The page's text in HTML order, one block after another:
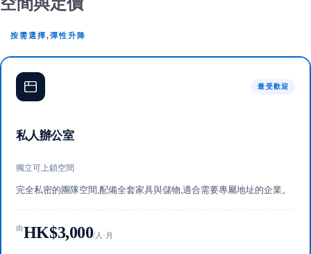
空間與定價
按需選擇,彈性升降
最受歡迎
私人辦公室
獨立可上鎖空間
完全私密的團隊空間,配備全套家具與儲物,適合需要專屬地址的企業。
由HK$3,000/人·月